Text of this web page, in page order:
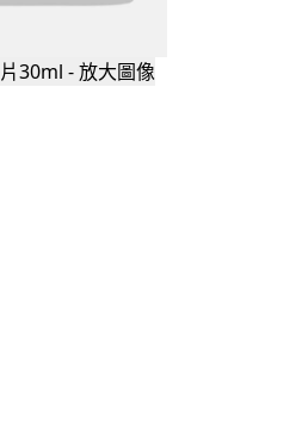
30ml - 放大圖像